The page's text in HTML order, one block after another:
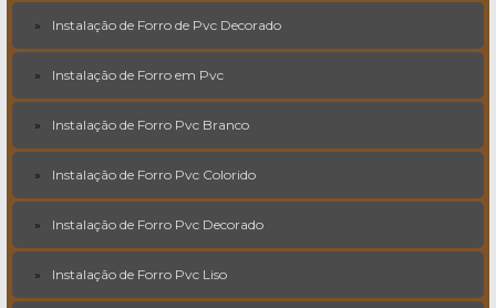
Instalação de Forro de Pvc Decorado
Instalação de Forro em Pvc
Instalação de Forro Pvc Branco
Instalação de Forro Pvc Colorido
Instalação de Forro Pvc Decorado
Instalação de Forro Pvc Liso